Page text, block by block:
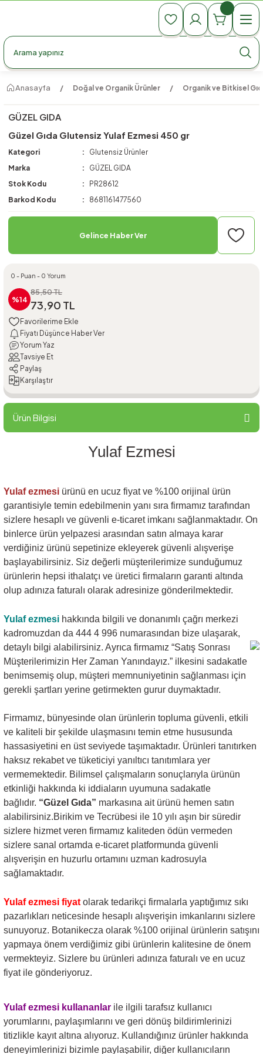
990 TL Üzeri Ücretsiz Kargo
990 TL Üzeri Ücretsiz Kargo
Anasayfa Doğal ve Organik Ürünler Organik ve Bitkisel
GÜZEL GIDA
Güzel Gıda Glutensiz Yulaf Ezmesi 450 gr
Kategori
Glutensiz Ürünler
Marka
GÜZEL GIDA
Stok Kodu
PR28612
Barkod Kodu
8681161477560
Gelince Haber Ver
0 - Puan - 0 Yorum
%14
85,50 TL
73,90 TL
Fiyatı Düşünce Haber Ver
Yorum Yaz
Tavsiye Et
Paylaş
Karşılaştır
Ürün Bilgisi
Yulaf Ezmesi
Yulaf ezmesi ürünü en ucuz fiyat ve %100 orijinal ürün
garantisiyle temin edebilmenin yanı sıra firmamız tarafından
sizlere hesaplı ve güvenli e-ticaret imkanı sağlanmaktadır. On
binlerce ürün yelpazesi arasından satın almaya karar
verdiğiniz ürünü sepetinize ekleyerek güvenli alışverişe
başlayabilirsiniz. Siz değerli müşterilerimize sunduğumuz
ürünlerin hepsi ithalatçı ve üretici firmaların garanti altında
olup adınıza faturalı olarak adresinize gönderilmektedir.
Yulaf ezmesi hakkında bilgili ve donanımlı çağrı merkezi
kadromuzdan da 444 4 996 numarasından bize ulaşarak,
detaylı bilgi alabilirsiniz. Ayrıca firmamız “Satış Sonrası
Müşterilerimizin Her Zaman Yanındayız.” ilkesini sadakatle
benimsemiş olup, müşteri memnuniyetinin sağlanması için
gerekli şartları yerine getirmekten gurur duymaktadır.
Firmamız, bünyesinde olan ürünlerin topluma güvenli, etkili
ve kaliteli bir şekilde ulaşmasını temin etme hususunda
hassasiyetini en üst seviyede taşımaktadır. Ürünleri tanıtırken
haksız rekabet ve tüketiciyi yanıltıcı tanıtımlara yer
vermemektedir. Bilimsel çalışmaların sonuçlarıyla ürünün
etkinliği hakkında ki iddiaların uyumuna sadakatle
bağlıdır. “Güzel Gıda” markasına ait ürünü hemen satın
alabilirsiniz.Birikim ve Tecrübesi ile 10 yılı aşın bir süredir
sizlere hizmet veren firmamız kaliteden ödün vermeden
sizlere sanal ortamda e-ticaret platformunda güvenli
alışverişin en huzurlu ortamını uzman kadrosuyla
sağlamaktadır.
Yulaf ezmesi fiyat olarak tedarikçi firmalarla yaptığımız sıkı
pazarlıkları neticesinde hesaplı alışverişin imkanlarını sizlere
sunuyoruz. Botanikecza olarak %100 orijinal ürünlerin satışını
yapmaya önem verdiğimiz gibi ürünlerin kalitesine de önem
vermekteyiz. Sizlere bu ürünleri adınıza faturalı ve en ucuz
fiyat ile gönderiyoruz.
Yulaf ezmesi kullananlar ile ilgili tarafsız kullanıcı
yorumlarını, paylaşımlarını ve geri dönüş bildirimlerinizi
titizlikle kayıt altına alıyoruz. Kullandığınız ürünler hakkında
deneyimlerinizi bizimle paylaşabilir, diğer kullanıcıların